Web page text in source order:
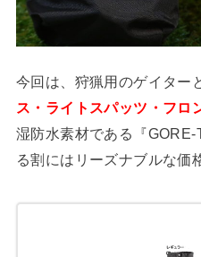
今回は、狩猟用のゲイター
ス・ライトスパッツ・フロ
湿防水素材である『
る割にはリーズナブルな価